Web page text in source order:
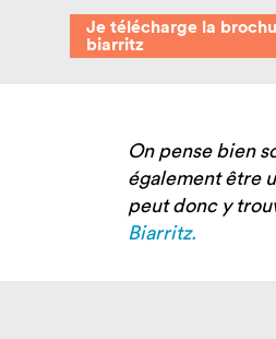
Je télécharge la
biarritz
On pense bien
également être
peut donc y
Biarritz.